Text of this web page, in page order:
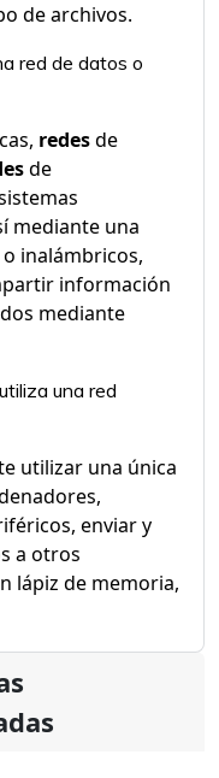
de archivos.
red de datos o
redesde
de
mediante una
inalámbricos,
información
mediante
una red
utilizar una única
enviar y
a otros
lápiz de memoria,